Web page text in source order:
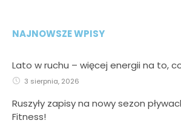
NAJNOWSZE WPISY
Lato w ruchu – więcej energii na to,
3 sierpnia, 2026
Ruszyły zapisy na nowy sezon
Fitness!